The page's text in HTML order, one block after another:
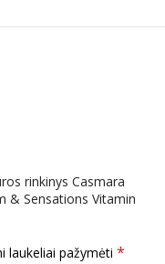
rinkinys Casmara
& Sensations Vitamin
laukeliai pažymėti *